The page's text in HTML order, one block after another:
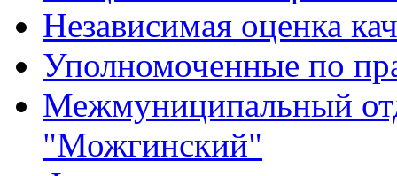
Независимая оценка
Уполномоченные по
Межмуниципальный
"Можгинский"